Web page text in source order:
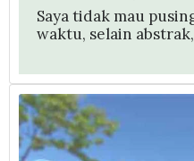
Saya tidak mau
waktu, selain